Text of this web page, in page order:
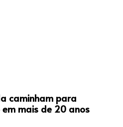
caminham para
mais de 20 anos